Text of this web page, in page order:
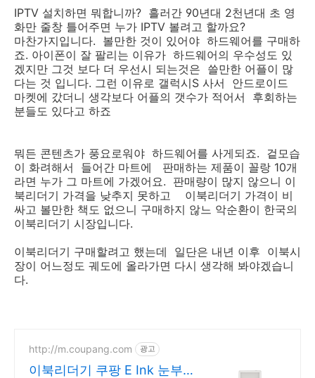
IPTV 설치하면 뭐합니까? 흘러간 90년대 2천년대 초 영
화만 줄창 틀어주면 누가 IPTV 볼려고 할까요?
마찬가지입니다. 볼만한 것이 있어야 하드웨어를 구매하
죠. 아이폰이 잘 팔리는 이유가 하드웨어의 우수성도 있
겠지만 그것 보다 더 우선시 되는것은 쓸만한 어플이 많
다는 것 입니다. 그런 이유로 갤럭시S 사서 안드로이드
마켓에 갔더니 생각보다 어플의 갯수가 적어서 후회하는
분들도 있다고 하죠
뭐든 콘텐츠가 풍요로워야 하드웨어를 사게되죠. 겉모습
이 화려해서 들어간 마트에 판매하는 제품이 꼴랑 10개
라면 누가 그 마트에 가겠어요. 판매량이 많지 않으니 이
북리더기 가격을 낮추지 못하고 이북리더기 가격이 비
싸고 볼만한 책도 없으니 구매하지 않느 악순환이 한국의
이북리더기 시장입니다.
이북리더기 구매할려고 했는데 일단은 내년 이후 이북시
장이 어느정도 궤도에 올라가면 다시 생각해 봐야겠습니
다.
http://m.coupang.com 광고
이북리더기 쿠팡 E Ink 눈부심